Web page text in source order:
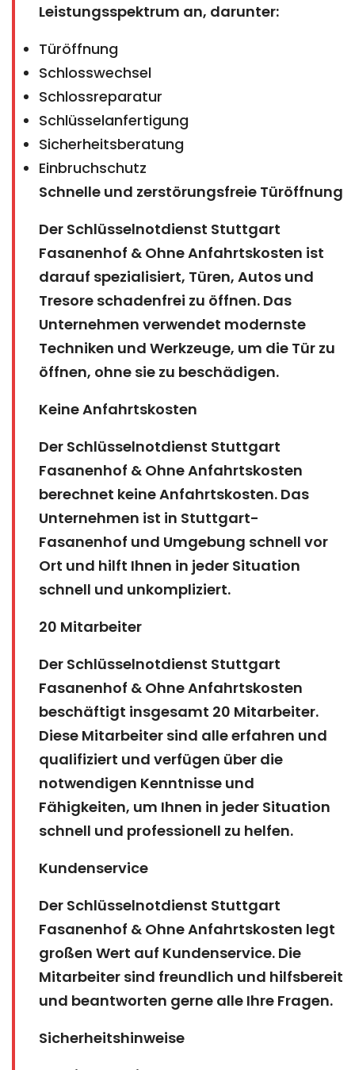
Leistungsspektrum an, darunter:
Türöffnung
Schlosswechsel
Schlossreparatur
Schlüsselanfertigung
Sicherheitsberatung
Einbruchschutz
Schnelle und zerstörungsfreie Türöffnung
Der Schlüsselnotdienst Stuttgart
Fasanenhof & Ohne Anfahrtskosten ist
darauf spezialisiert, Türen, Autos und
Tresore schadenfrei zu öffnen. Das
Unternehmen verwendet modernste
Techniken und Werkzeuge, um die Tür zu
öffnen, ohne sie zu beschädigen.
Keine Anfahrtskosten
Der Schlüsselnotdienst Stuttgart
Fasanenhof & Ohne Anfahrtskosten
berechnet keine Anfahrtskosten. Das
Unternehmen ist in Stuttgart-
Fasanenhof und Umgebung schnell vor
Ort und hilft Ihnen in jeder Situation
schnell und unkompliziert.
20 Mitarbeiter
Der Schlüsselnotdienst Stuttgart
Fasanenhof & Ohne Anfahrtskosten
beschäftigt insgesamt 20 Mitarbeiter.
Diese Mitarbeiter sind alle erfahren und
qualifiziert und verfügen über die
notwendigen Kenntnisse und
Fähigkeiten, um Ihnen in jeder Situation
schnell und professionell zu helfen.
Kundenservice
Der Schlüsselnotdienst Stuttgart
Fasanenhof & Ohne Anfahrtskosten legt
großen Wert auf Kundenservice. Die
Mitarbeiter sind freundlich und hilfsbereit
und beantworten gerne alle Ihre Fragen.
Sicherheitshinweise